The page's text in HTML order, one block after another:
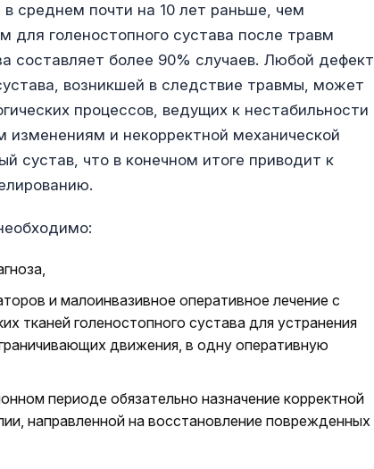
в среднем почти на 10 лет раньше, чем
для голеностопного сустава после травм
составляет более 90% случаев. Любой дефект
возникшей в следствие травмы, может
процессов, ведущих к нестабильности
изменениям и некорректной механической
сустав, что в конечном итоге приводит к
и малоинвазивное оперативное лечение с
тканей голеностопного сустава для устранения
движения, в одну оперативную
периоде обязательно назначение корректной
направленной на восстановление поврежденных